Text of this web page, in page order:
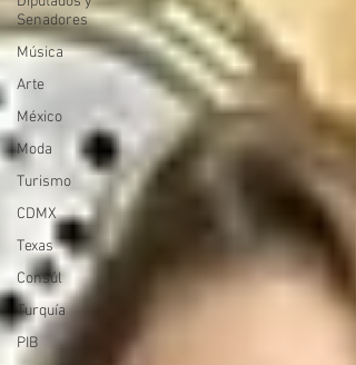
Senadores
Música
Arte
México
Moda
Turismo
CDMX
Texas
Consúl
Turquía
PIB